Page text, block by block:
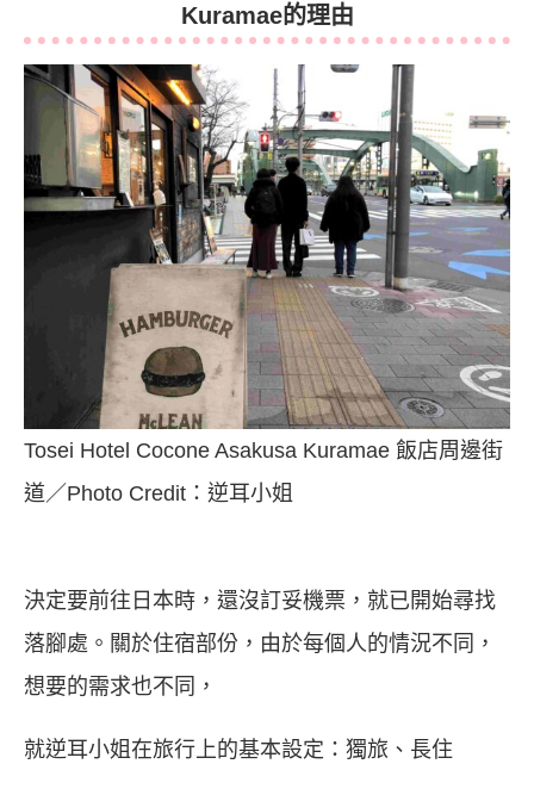
Kuramae的理由
Tosei Hotel Cocone Asakusa Kuramae 飯店周邊街
道／Photo Credit：逆耳小姐
決定要前往日本時，還沒訂妥機票，就已開始尋找
落腳處。關於住宿部份，由於每個人的情況不同，
想要的需求也不同，
就逆耳小姐在旅行上的基本設定：獨旅、長住